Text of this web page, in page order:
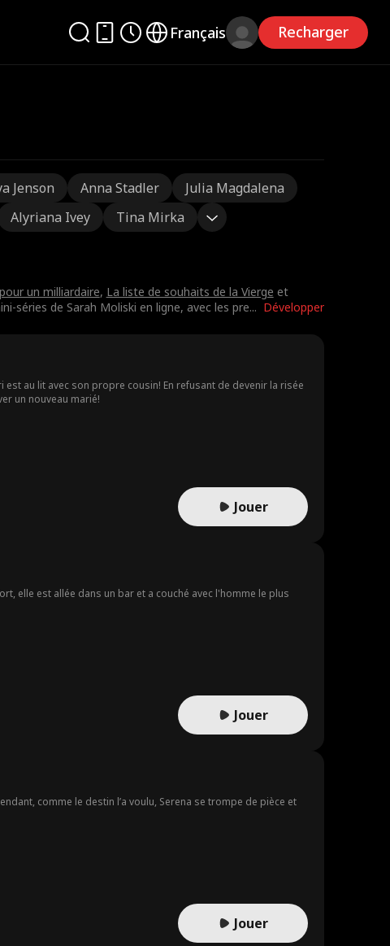
Français Recharger
Jenson Anna Stadler
Julia Magdalena
Alyriana Ivey Tina Mirka
Développer
un milliardaire, La liste de souhaits de la Vierge et
séries de Sarah Moliski en ligne, avec les pre...
au lit avec son propre cousin! En refusant de devenir la risée
un nouveau marié!
Jouer
elle est allée dans un bar et a couché avec l'homme le plus
Jouer
comme le destin l’a voulu, Serena se trompe de pièce et
Jouer